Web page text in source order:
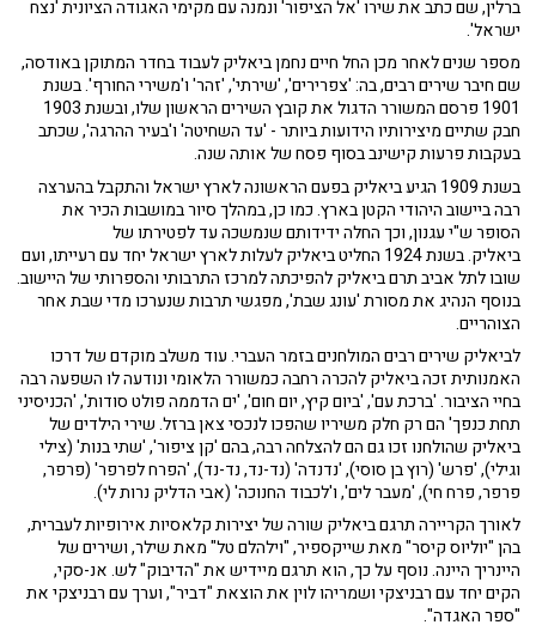
ברלין, שם כתב את שירו 'אל הציפור' ונמנה עם מקימי האגודה הציונית 'נצח
ישראל'.
מספר שנים לאחר מכן החל חיים נחמן ביאליק לעבוד בחדר המתוקן באודסה,
שם חיבר שירים רבים, בה: 'צפרירים', 'שירתי', 'זהר' ו'משירי החורף'. בשנת
1901 פרסם המשורר הדגול את קובץ השירים הראשון שלו, ובשנת 1903
חבק שתיים מיצירותיו הידועות ביותר - 'עד השחיטה' ו'בעיר ההרגה', שכתב
בעקבות פרעות קישינב בסוף פסח של אותה שנה.
בשנת 1909 הגיע ביאליק בפעם הראשונה לארץ ישראל והתקבל בהערצה
רבה ביישוב היהודי הקטן בארץ. כמו כן, במהלך סיור במושבות הכיר את
הסופר ש"י עגנון, וכך החלה ידידותם שנמשכה עד לפטירתו של
ביאליק. בשנת 1924 החליט ביאליק לעלות לארץ ישראל יחד עם רעייתו, ועם
שובו לתל אביב תרם ביאליק להפיכתה למרכז התרבותי והספרותי של היישוב.
בנוסף הנהיג את מסורת 'עונג שבת', מפגשי תרבות שנערכו מדי שבת אחר
הצוהריים.
לביאליק שירים רבים המולחנים בזמר העברי. עוד משלב מוקדם של דרכו
האמנותית זכה ביאליק להכרה רחבה כמשורר הלאומי ונודעה לו השפעה רבה
בחיי הציבור. 'ברכת עם', 'ביום קיץ, יום חום', 'ים הדממה פולט סודות', 'הכניסיני
תחת כנפך' הם רק חלק משיריו שהפכו לנכסי צאן ברזל. שירי הילדים של
ביאליק שהולחנו זכו גם הם להצלחה רבה, בהם 'קן ציפור', 'שתי בנות' (צילי
וגילי), 'פרש' (רוץ בן סוסי), 'נדנדה' (נד-נד, נד-נד), 'הפרח לפרפר' (פרפר,
פרפר, פרח חי), 'מעבר לים', ו'לכבוד החנוכה' (אבי הדליק נרות לי).
לאורך הקריירה תרגם ביאליק שורה של יצירות קלאסיות אירופיות לעברית,
בהן "יוליוס קיסר" מאת שייקספיר, "וילהלם טל" מאת שילר, ושירים של
היינריך היינה. נוסף על כך, הוא תרגם מיידיש את "הדיבוק" לש. אנ-סקי,
הקים יחד עם רבניצקי ושמריהו לוין את הוצאת "דביר", וערך עם רבניצקי את
"ספר האגדה".